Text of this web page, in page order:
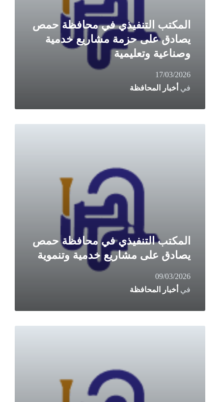
المكتب التنفيذي في محافظة حمص
يصادق على حزمة مشاريع خدمية
وصناعية وتعليمية
17/03/2026
في أخبار المحافظة
المكتب التنفيذي في محافظة حمص
يصادق على مشاريع خدمية وتنموية
09/03/2026
في أخبار المحافظة